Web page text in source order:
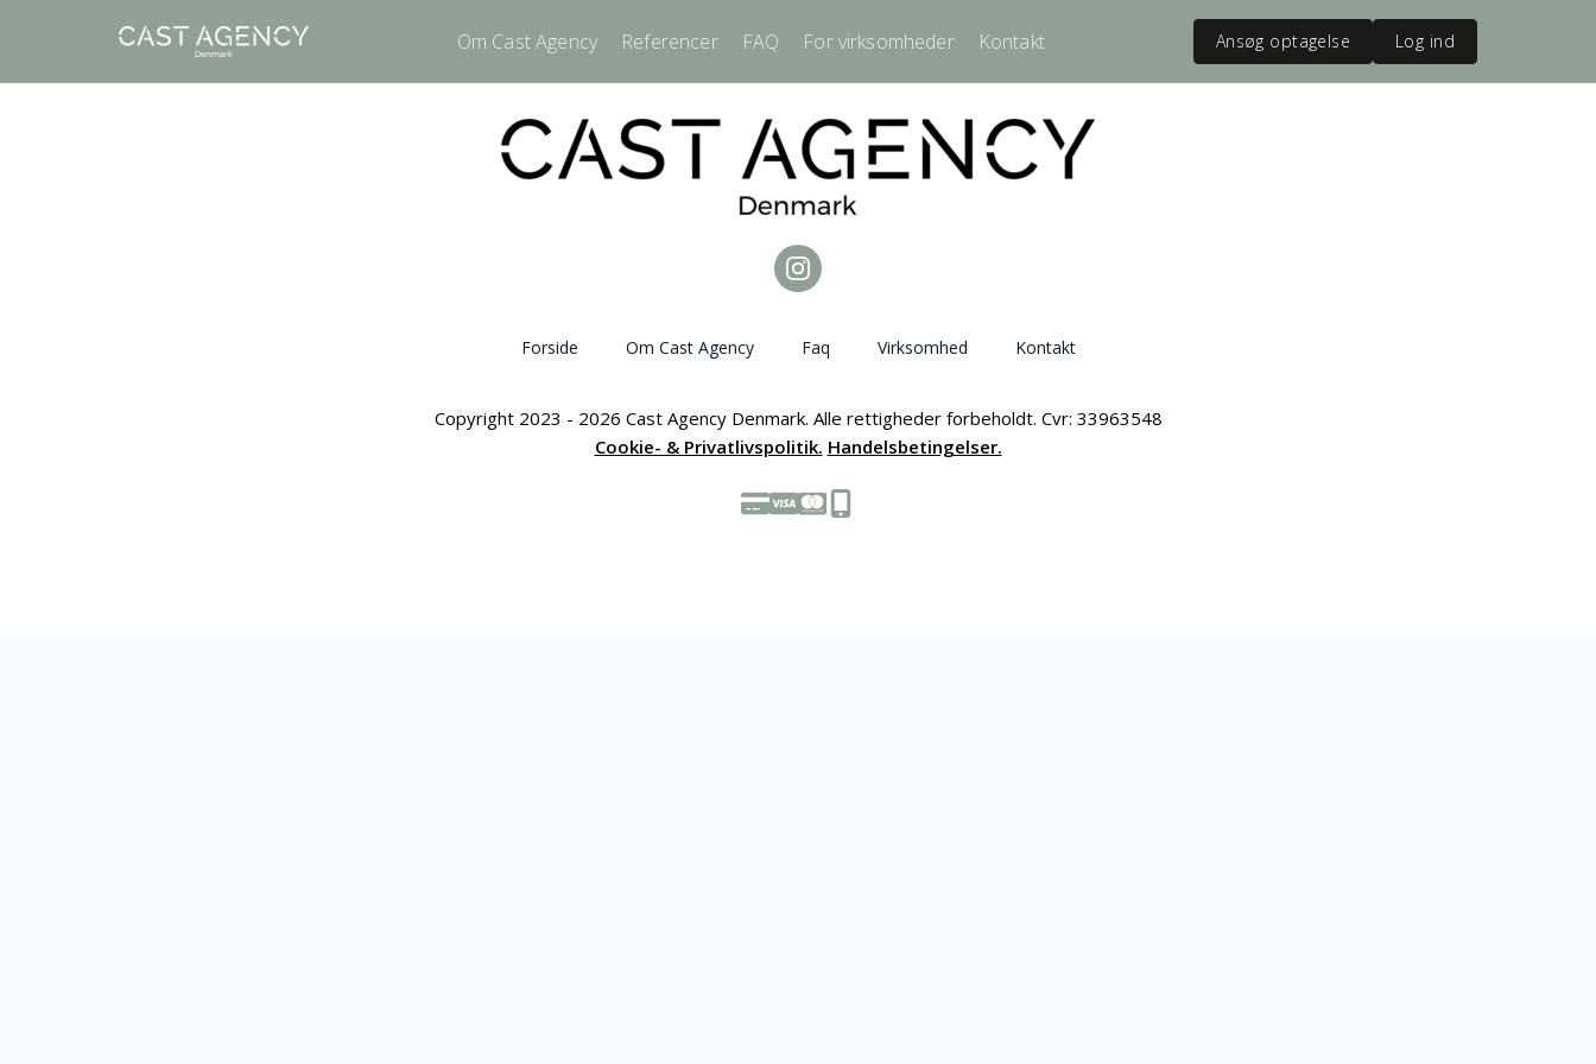
Om Cast Agency Referencer FAQ For virksomheder Kontakt Ansøg optagelse Log ind
Forside Om Cast Agency Faq Virksomhed Kontakt
Copyright 2023 - 2026 Cast Agency Denmark. Alle rettigheder forbeholdt. Cvr: 33963548
Cookie- & Privatlivspolitik. Handelsbetingelser.